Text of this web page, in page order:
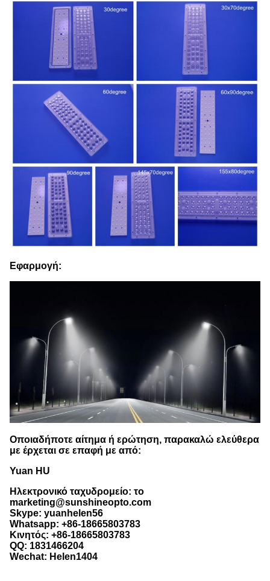
Εφαρμογή:
Οποιαδήποτε αίτημα ή ερώτηση, παρακαλώ ελεύθερα
με έρχεται σε επαφή με από:
Yuan HU
Ηλεκτρονικό ταχυδρομείο: το
marketing@sunshineopto.com
Skype: yuanhelen56
Whatsapp: +86-18665803783
Κινητός: +86-18665803783
QQ: 1831466204
Wechat: Helen1404